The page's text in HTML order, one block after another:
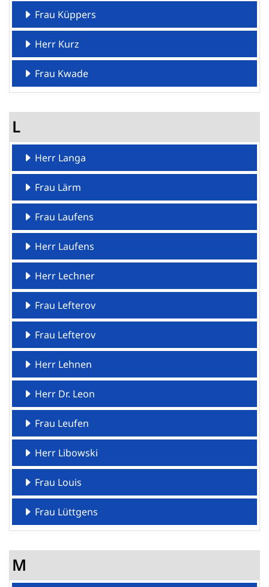
Frau Küppers
Herr Kurz
Frau Kwade
L
Herr Langa
Frau Lärm
Frau Laufens
Herr Laufens
Herr Lechner
Frau Lefterov
Frau Lefterov
Herr Lehnen
Herr Dr. Leon
Frau Leufen
Herr Libowski
Frau Louis
Frau Lüttgens
M